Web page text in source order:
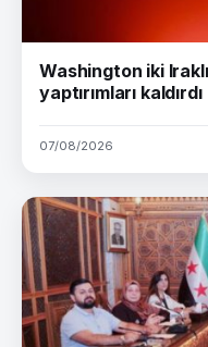
Washington iki
yaptırımları kaldırdı
07/08/2026